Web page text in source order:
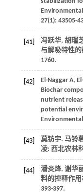
27(1): 43505-
[41] 冯跃华, 胡瑞
与解吸特性的
1760.
[42] El-Naggar A,
Biochar
nutrient
potential
[43] 莫钫宇. 马铃
凌: 西北农林
[44] 潘炎烽, 谢华
料的控释作用
393-397.